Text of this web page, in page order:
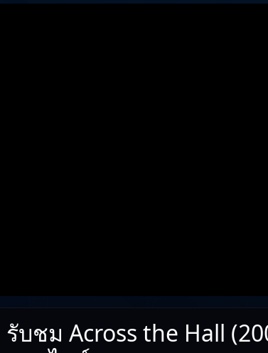
รับชม Across the Hall